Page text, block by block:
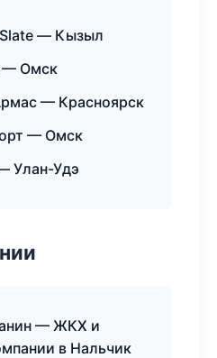
— Кызыл
— Омск
— Красноярск
— Омск
Улан-Удэ
— ЖКХ и
в Нальчик